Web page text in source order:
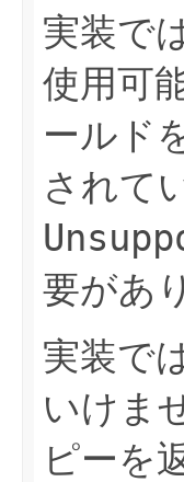
実装で
使用可
ールド
されて
要があ
実装で
いけま
ピーを